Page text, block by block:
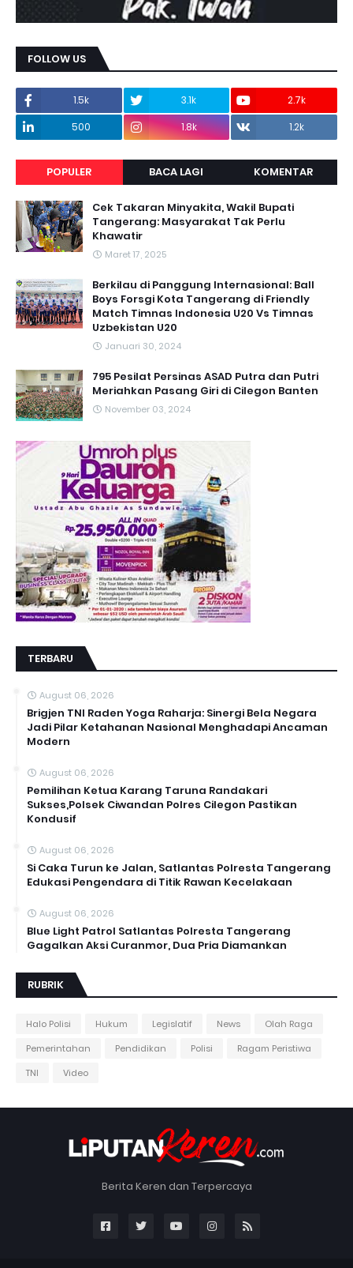
FOLLOW US
1.5k 3.1k
2.7k
500
1.8k 1.2k
POPULER BACA LAGI KOMENTAR
Cek Takaran Minyakita, Wakil Bupati
Tangerang: Masyarakat Tak Perlu
Khawatir
Maret 17, 2025
Berkilau di Panggung Internasional: Ball
Boys Forsgi Kota Tangerang di Friendly
Match Timnas Indonesia U20 Vs Timnas
Uzbekistan U20
Januari 30, 2024
795 Pesilat Persinas ASAD Putra dan Putri
Meriahkan Pasang Giri di Cilegon Banten
November 03, 2024
TERBARU
August 06, 2026
Brigjen TNI Raden Yoga Raharja: Sinergi Bela Negara
Jadi Pilar Ketahanan Nasional Menghadapi Ancaman
Modern
August 06, 2026
Pemilihan Ketua Karang Taruna Randakari
Sukses,Polsek Ciwandan Polres Cilegon Pastikan
Kondusif
August 06, 2026
Si Caka Turun ke Jalan, Satlantas Polresta Tangerang
Edukasi Pengendara di Titik Rawan Kecelakaan
August 06, 2026
Blue Light Patrol Satlantas Polresta Tangerang
Gagalkan Aksi Curanmor, Dua Pria Diamankan
RUBRIK
Halo Polisi Hukum Legislatif News
Olah Raga
Pemerintahan
Pendidikan Polisi
Ragam Peristiwa
TNI
Video
Berita Keren dan Terpercaya